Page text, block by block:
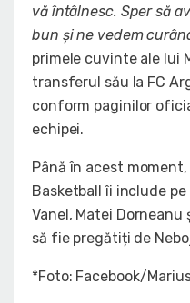
vă întâlnesc. Sper să
bun și ne vedem
primele cuvinte ale lui
transferul său la FC
conform paginilor
echipei.
Până în acest
Basketball îi include
Vanel, Matei Dorneanu
să fie pregătiți de
*Foto: Facebook/